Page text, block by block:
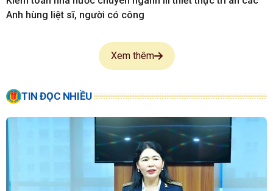
Anh hùng liệt sĩ, người có công
Xem thêm
TIN ĐỌC NHIỀU